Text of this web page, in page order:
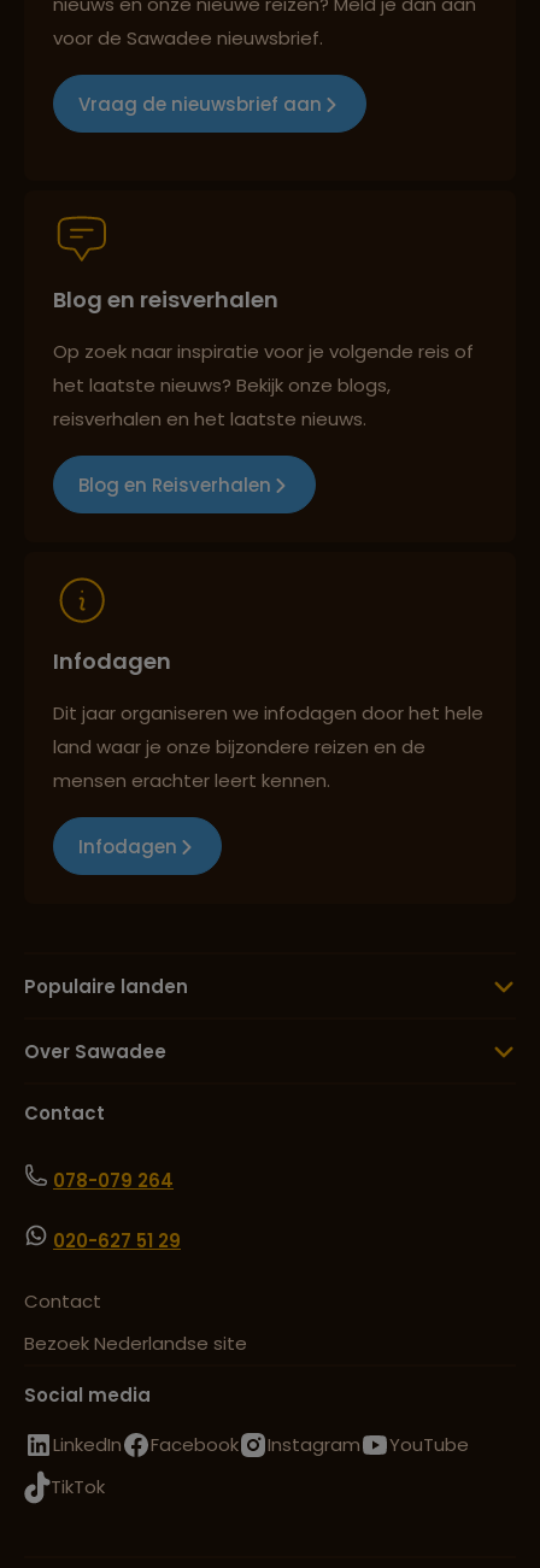
Persoonlijk en deskundig reisadvies
Best beoordeelde reisroutes
voor de Sawadee nieuwsbrief.
Vraag de nieuwsbrief aan
Blog en reisverhalen
Op zoek naar inspiratie voor je volgende reis of
het laatste nieuws? Bekijk onze blogs,
reisverhalen en het laatste nieuws.
Blog en Reisverhalen
Infodagen
Dit jaar organiseren we infodagen door het hele
land waar je onze bijzondere reizen en de
mensen erachter leert kennen.
Infodagen
Populaire landen
Over Sawadee
Contact
078-079 264
020-627 51 29
Contact
Bezoek Nederlandse site
Social media
LinkedIn
Facebook Instagram
YouTube
TikTok